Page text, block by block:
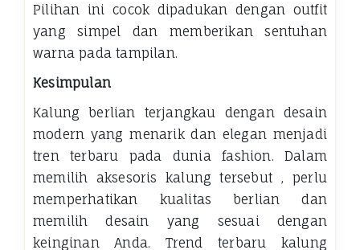
Pilihan ini cocok dipadukan dengan outfit
yang simpel dan memberikan sentuhan
warna pada tampilan.
Kesimpulan
Kalung berlian terjangkau dengan desain
modern yang menarik dan elegan menjadi
tren terbaru pada dunia fashion. Dalam
memilih aksesoris kalung tersebut , perlu
memperhatikan kualitas berlian dan
memilih desain yang sesuai dengan
keinginan Anda. Trend terbaru kalung